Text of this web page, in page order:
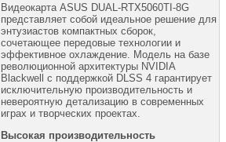
Видеокарта ASUS DUAL-RTX5060TI-8G
представляет собой идеальное решение для
энтузиастов компактных сборок,
сочетающее передовые технологии и
эффективное охлаждение. Модель на базе
революционной архитектуры NVIDIA
Blackwell с поддержкой DLSS 4 гарантирует
исключительную производительность и
невероятную детализацию в современных
играх и творческих проектах.
Высокая производительность